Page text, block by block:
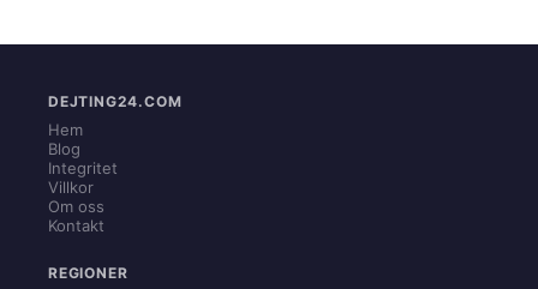
DEJTING24.COM
Hem
Blog
Integritet
Villkor
Om oss
Kontakt
REGIONER